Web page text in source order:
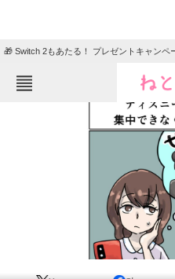
🎁 Switch 2もあたる！ プレゼントキャンペ